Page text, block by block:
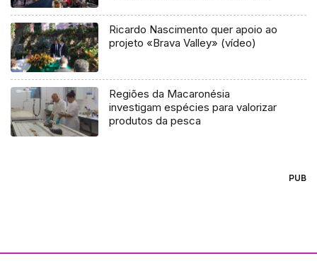
Ricardo Nascimento quer apoio ao
projeto «Brava Valley» (vídeo)
Regiões da Macaronésia
investigam espécies para valorizar
produtos da pesca
PUB